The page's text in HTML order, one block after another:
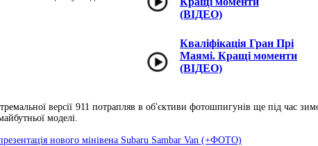
(ВІДЕО)
Кваліфікація Гран Прі
Маямі. Кращі моменти
(ВІДЕО)
версії 911 потрапляв в об'єктиви фотошпигунів ще під час
моделі.
нового мінівена Subaru Sambar Van (+ФОТО)